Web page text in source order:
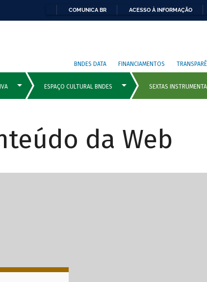
COMUNICA BR ACESSO À INFORMAÇÃO
BNDES DATA FINANCIAMENTOS
da Web
com